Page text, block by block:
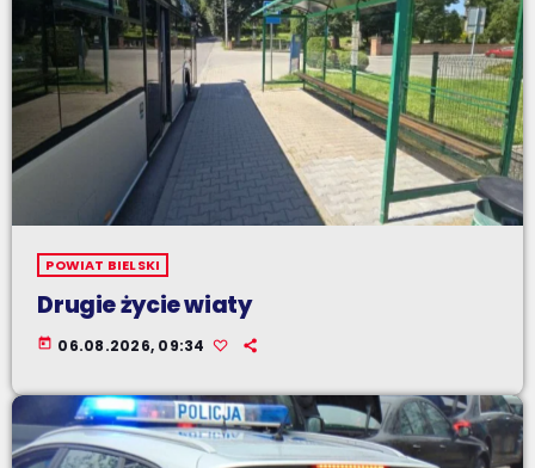
POWIAT BIELSKI
Drugie życie wiaty
today 06.08.2026, 09:34